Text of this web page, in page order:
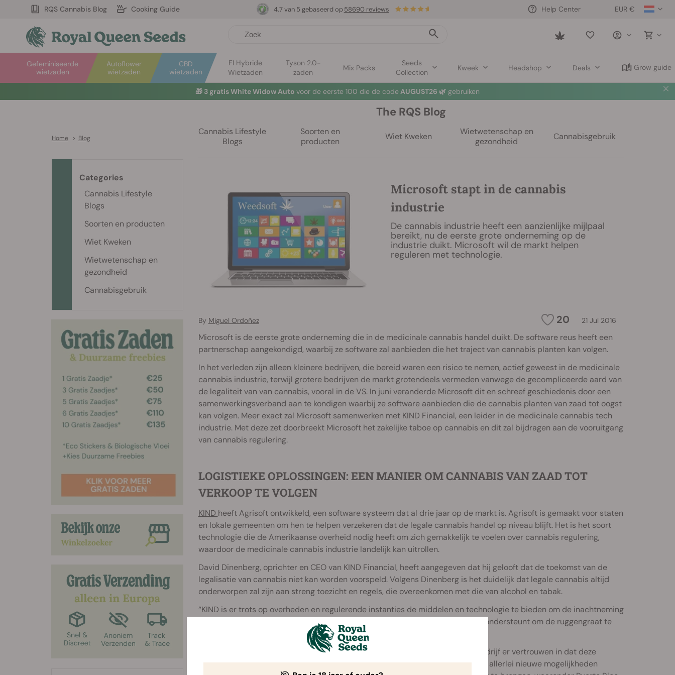
RQS Cannabis Blog Cooking Guide EUR €
Help Center
Saved
Autoflower
wietzaden
Gefeminiseerde
wietzaden
CBD
wietzaden
F1 Hybride
Wietzaden
Tyson 2.0-
zaden
Mix Packs
Seeds
Collection
Kweek Headshop Deals Grow guide
4.7 van 5 gebaseerd op 58690 reviews
🎁 3 gratis White Widow Auto voor de eerste 100 die de code AUGUST26 🌿 gebruiken
Home > Blog
The RQS Blog
Cannabis Lifestyle
Blogs
Soorten en
producten
Wiet Kweken
Wietwetenschap en
gezondheid
Cannabisgebruik
Microsoft stapt in de cannabis
industrie
De cannabis industrie heeft een aanzienlijke mijlpaal
bereikt, nu de eerste grote onderneming op de
industrie duikt. Microsoft wil de markt helpen
reguleren met technologie.
20 21 Jul 2016
By Miguel Ordoñez
Microsoft is de eerste grote onderneming die in de medicinale cannabis handel duikt. De software reus heeft een
partnerschap aangekondigd, waarbij ze software zal aanbieden die het traject van cannabis planten kan volgen.
In het verleden zijn alleen kleinere bedrijven, die bereid waren een risico te nemen, actief geweest in de medicinale
cannabis industrie, terwijl grotere bedrijven de markt grotendeels vermeden vanwege de gecompliceerde aard van
de legaliteit van van cannabis, vooral in de VS. In juni veranderde Microsoft dit en schreef geschiedenis door een
samenwerkingsverband aan te kondigen waarbij ze software aanbieden die de cannabis planten van zaad tot oogst
kan volgen. Meer exact zal Microsoft samenwerken met KIND Financial, een leider in de medicinale cannabis tech
industrie. Met deze zet doorbreekt Microsoft het zakelijke taboe op cannabis en dit zal bijdragen aan de vooruitgang
van cannabis regulering.
LOGISTIEKE OPLOSSINGEN: EEN MANIER OM CANNABIS VAN ZAAD TOT
VERKOOP TE VOLGEN
KIND heeft Agrisoft ontwikkeld, een software systeem dat al drie jaar op de markt is. Agrisoft is gemaakt voor staten
en lokale gemeenten om hen te helpen verzekeren dat de legale cannabis handel op niveau blijft. Het is het soort
technologie die de Amerikaanse overheid nodig heeft om zich gemakkelijk te voelen over cannabis regulering,
waardoor de medicinale cannabis industrie landelijk kan uitrollen.
David Dinenberg, oprichter en CEO van KIND Financial, heeft aangegeven dat hij gelooft dat de toekomst van de
legalisatie van cannabis niet kan worden voorspeld. Volgens Dinenberg is het duidelijk dat legale cannabis altijd
onderworpen zal zijn aan streng toezicht en regels, die overeenkomen met die van alcohol en tabak.
“KIND is er trots op overheden en regulerende instanties de middelen en technologie te bieden om de inachtneming
van cannabis regels te monitoren. Ik ben blij dat Microsoft de missie van KIND ondersteunt om de ruggengraat te
bouwen voor de naleving van deze regels," zei hij tegen de pers.
Hoewel KIND nog geen overheidscontracten heeft binnengehaald, heeft het bedrijf er vertrouwen in dat deze
nieuwe samenwerking met Microsoft hier verandering in zal brengen, waardoor allerlei nieuwe mogelijkheden
Categories
Cannabis Lifestyle
Blogs
Soorten en producten
Wiet Kweken
Wietwetenschap en
gezondheid
Cannabisgebruik